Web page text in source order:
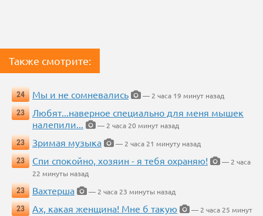
Также смотрите:
24 Мы и не сомневались
— 2 часа 19 минут назад
23
Любят...наверное специально для меня мышек
налепили...
— 2 часа 20 минут назад
23
Зримая музыка
— 2 часа 21 минуту назад
23
Спи спокойно, хозяин - я тебя охраняю!
— 2 часа
22 минуты назад
23
Вахтерша
— 2 часа 23 минуты назад
23
Ах, какая женщина! Мне б такую
— 2 часа 25 минут